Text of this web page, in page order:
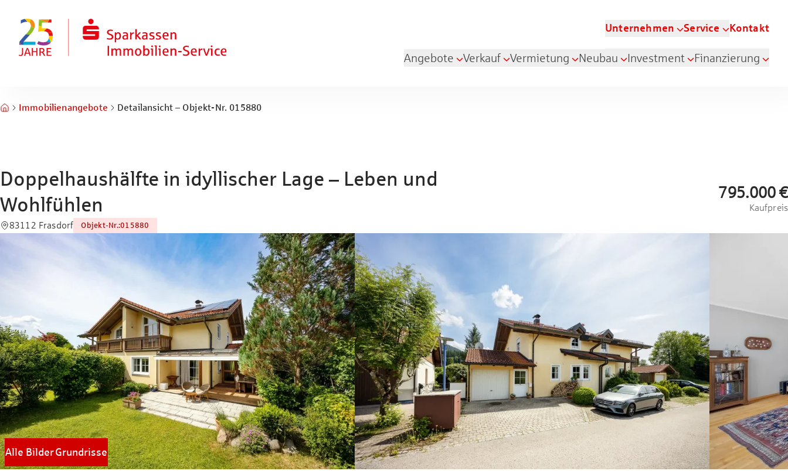
Zum Fuß springen
Unternehmen Service Kontakt
Angebote Verkauf Vermietung Neubau Investment Finanzierung
Immobilienangebote Detailansicht – Objekt-Nr. 015880
Doppelhaushälfte in idyllischer Lage – Leben und
Wohlfühlen
83112 Frasdorf Objekt-Nr.:015880
795.000 €
Kaufpreis
Alle BilderGrundrisse